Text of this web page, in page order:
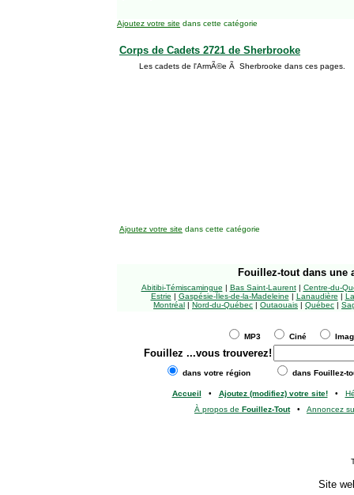
Ajoutez votre site dans cette catégorie
Corps de Cadets 2721 de Sherbrooke
Les cadets de l'ArmÃ©e Ã Sherbrooke dans ces pages.
Ajoutez votre site dans cette catégorie
Fouillez-tout dans une
Abitibi-Témiscamingue | Bas Saint-Laurent| Centre-du-
Estrie | Gaspésie-Îles-de-la-Madeleine | Lanaudière |
Montréal | Nord-du-Québec | Outaouais | Québec |
MP3 Ciné
Fouillez ...vous trouverez!
dans votre région dans Fouillez-
Accueil • Ajoutez (modifiez) votre site!•
À propos de Fouillez-Tout• Annoncez
Site